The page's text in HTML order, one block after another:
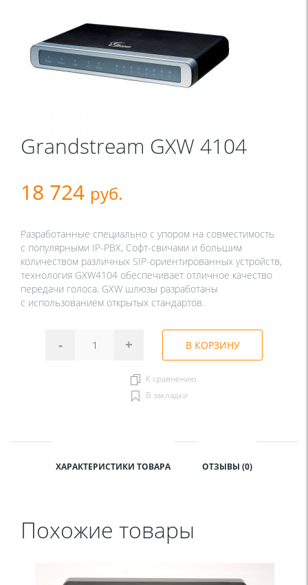
Grandstream GXW 4104
18 724 руб.
Разработанные специально с упором на совместимость
с популярными IP-PBX, Софт-свичами и большим
количеством различных SIP-ориентированных устройств,
технология GXW4104 обеспечивает отличное качество
передачи голоса. GXW шлюзы разработаны
с использованием открытых стандартов.
- + В КОРЗИНУ
К сравнению
В закладки
ХАРАКТЕРИСТИКИ ТОВАРА ОТЗЫВЫ (0)
Похожие товары